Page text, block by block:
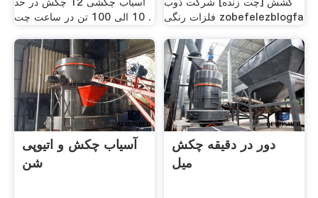
10 الی 100 تن در ساعت چت .
فلزات رنگی zobefelezblogfa
آسیاب چکش و اتیوپی
شن
دور در دقیقه چکش
میل